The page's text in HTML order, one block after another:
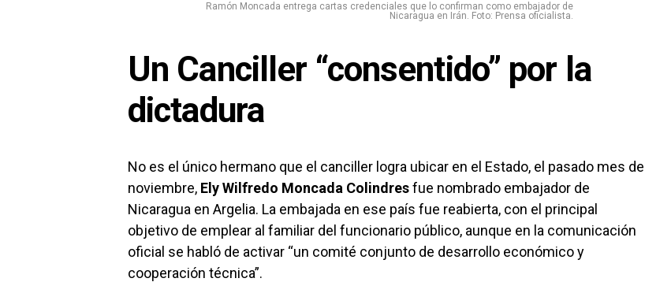
Ramón Moncada entrega cartas credenciales que lo confirman como embajador de
Nicaragua en Irán. Foto: Prensa oficialista.
Un Canciller “consentido” por la
dictadura
No es el único hermano que el canciller logra ubicar en el Estado, el pasado mes de
noviembre, Ely Wilfredo Moncada Colindresfue nombrado embajador de
Nicaragua en Argelia. La embajada en ese país fue reabierta, con el principal
objetivo de emplear al familiar del funcionario público, aunque en la comunicación
oficial se habló de activar “un comité conjunto de desarrollo económico y
cooperación técnica”.